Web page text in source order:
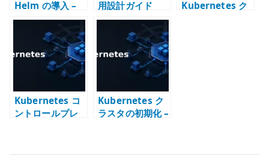
Helm の導入 –
Chart でアプリ
ケーション構成
を管理する
用設計ガイド
Kubernetes ク
Kubernetes コ
ントロールプレ
kubeadm-certs
Kubernetes ク
ラスタの初期化 –